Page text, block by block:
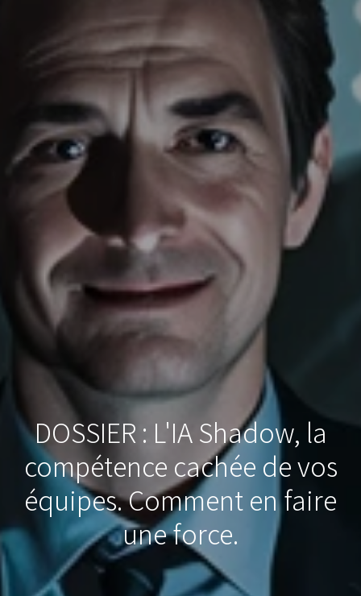
DOSSIER : L'IA Shadow, la
compétence cachée de vos
équipes. Comment en faire
une force.